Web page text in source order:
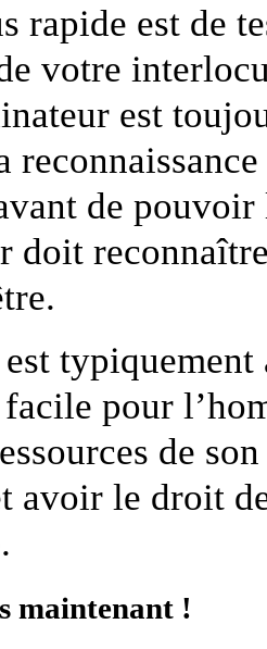
rapide est de
votre
est
de
doit
est
pour
de
avoir le droit
maintenant !